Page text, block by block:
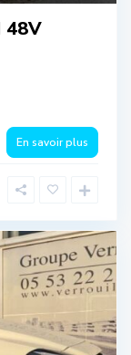
48V
En savoir plus